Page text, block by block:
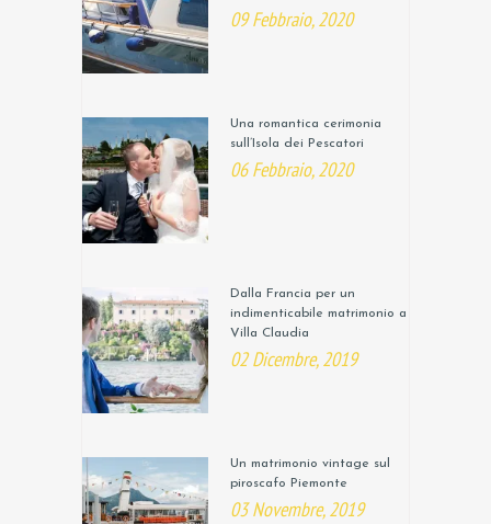
09 Febbraio, 2020
Una romantica cerimonia
sull’Isola dei Pescatori
06 Febbraio, 2020
Dalla Francia per un
indimenticabile matrimonio a
Villa Claudia
02 Dicembre, 2019
Un matrimonio vintage sul
piroscafo Piemonte
03 Novembre, 2019